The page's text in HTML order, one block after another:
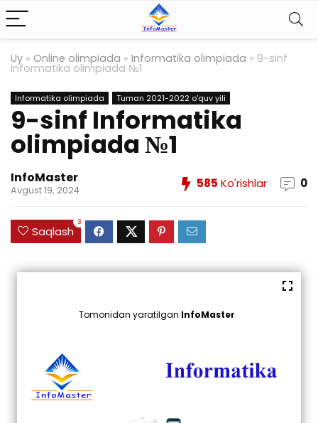
Uy » Online olimpiada » Informatika olimpiada » 9-sinf
Informatika olimpiada №1
Informatika olimpiada Tuman 2021-2022 o'quv yili
9-sinf Informatika
olimpiada №1
InfoMaster
Avgust 19, 2024 585 Ko'rishlar 0
Saqlash
3
Tomonidan yaratilgan InfoMaster